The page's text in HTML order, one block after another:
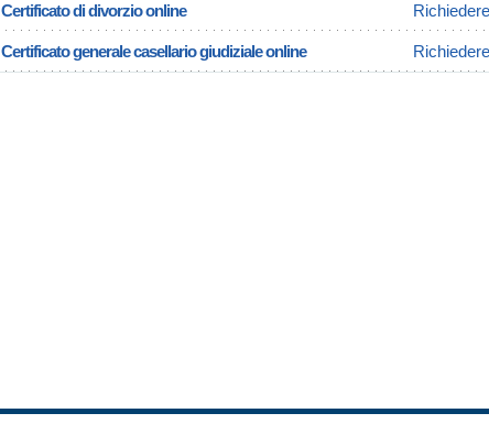
Certificato di divorzio online
Certificato generale casellario giudiziale online